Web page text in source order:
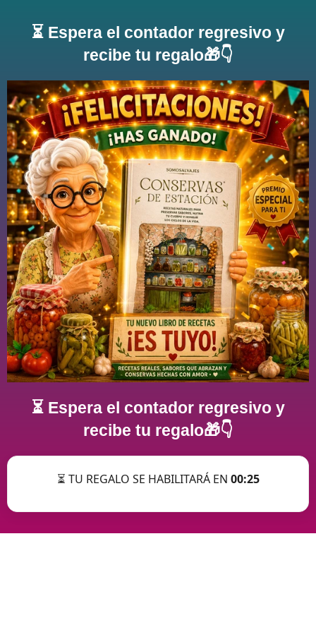
⏳ Espera el contador regresivo y
recibe tu regalo🎁👇
⏳ Espera el contador regresivo y
recibe tu regalo🎁👇
⏳ TU REGALO SE HABILITARÁ EN 00:25